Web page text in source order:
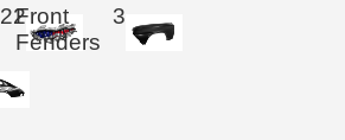
22Front
Fenders
3